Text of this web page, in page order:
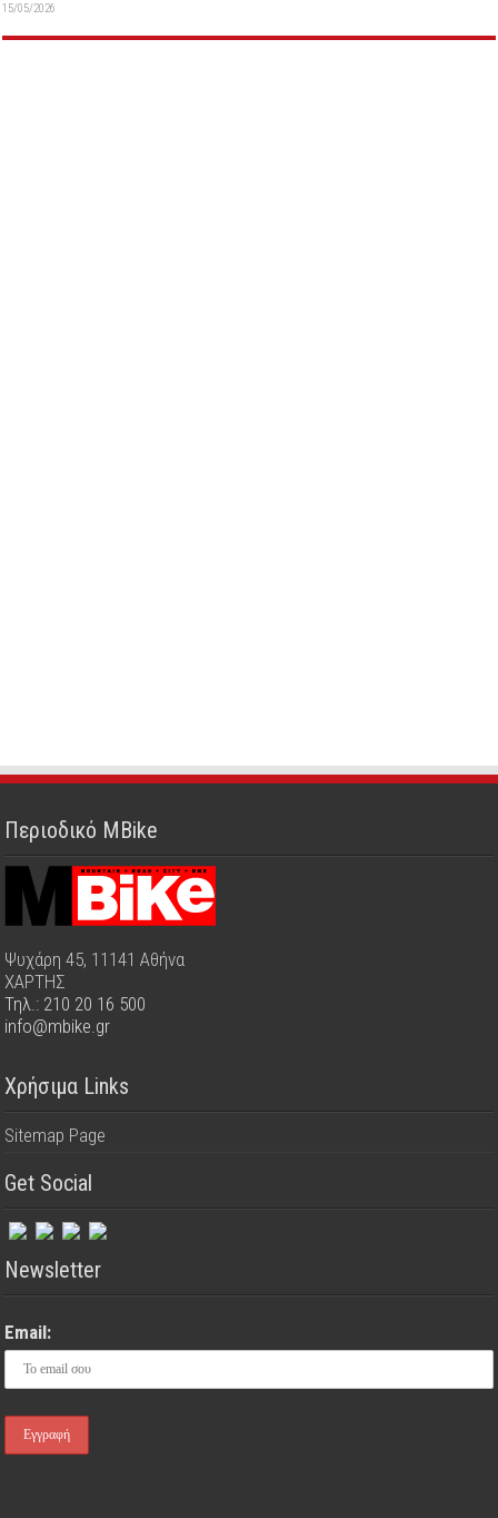
15/05/2026
Περιοδικό MBike
Ψυχάρη 45, 11141 Αθήνα
ΧΑΡΤΗΣ
Τηλ.: 210 20 16 500
info@mbike.gr
Χρήσιμα Links
Sitemap Page
Get Social
Newsletter
Email: